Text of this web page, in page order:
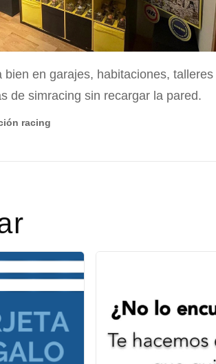
bien en garajes, habitaciones, talleres
de simracing sin recargar la pared.
racing